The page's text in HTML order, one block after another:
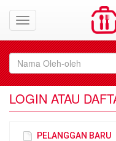
LOGIN ATAU
PELANGGAN BARU